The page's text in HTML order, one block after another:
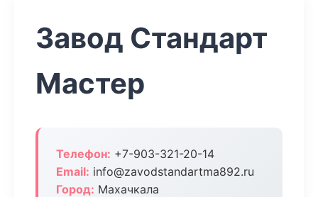
Завод Стандарт
Мастер
Телефон: +7-903-321-20-14
Email: info@zavodstandartma892.ru
Город: Махачкала